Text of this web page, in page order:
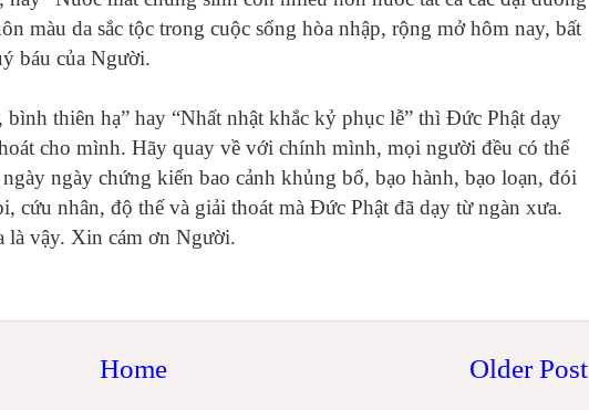
màu da sắc tộc trong cuộc sống hòa nhập, rộng mở hôm nay, bất
báu của Người.
thiên hạ” hay “Nhất nhật khắc kỷ phục lễ” thì Đức Phật dạy
cho mình. Hãy quay về với chính mình, mọi người đều có thể
ngày chứng kiến bao cảnh khủng bố, bạo hành, bạo loạn, đói
cứu nhân, độ thế và giải thoát mà Đức Phật đã dạy từ ngàn xưa.
là vậy. Xin cám ơn Người.
Older Post
Home